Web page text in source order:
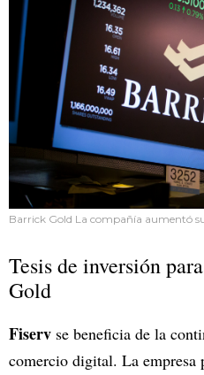
Barrick Gold La compañía aumentó
Tesis de inversión
Gold
Fiserv se beneficia de la
comercio digital. La empresa